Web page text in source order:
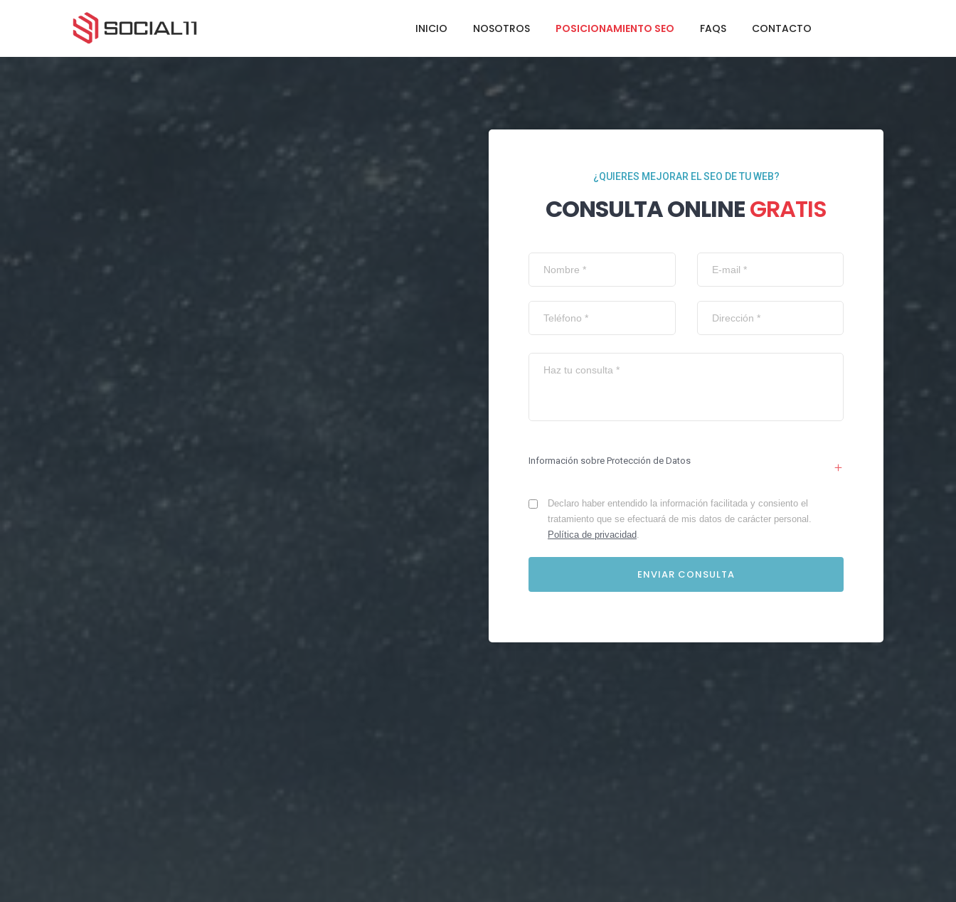
INICIO NOSOTROS POSICIONAMIENTO SEO FAQS CONTACTO
¿QUIERES MEJORAR EL SEO DE TU WEB?
CONSULTA ONLINEGRATIS
Información sobre Protección de Datos
Declaro haber entendido la información facilitada y consiento el
tratamiento que se efectuará de mis datos de carácter personal.
Política de privacidad.